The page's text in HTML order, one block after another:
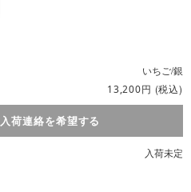
いちご/銀
13,200円 (税込)
入荷連絡を希望する
入荷未定